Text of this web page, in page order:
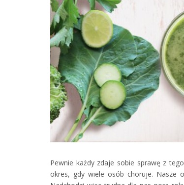
Pewnie każdy zdaje sobie sprawę z
okres, gdy wiele osób choruje. Nasze